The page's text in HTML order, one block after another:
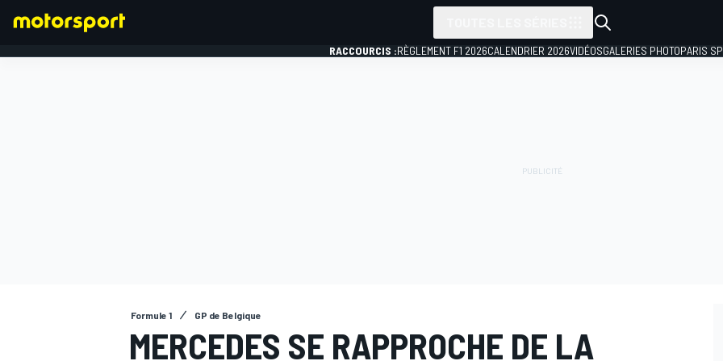
RACCOURCIS :RÈGLEMENT F1 2026CALENDRIER 2026VIDÉOSGALERIES PHOTOPARIS
Formule 1 GP de Belgique
MERCEDES SE RAPPROCHE DE LA